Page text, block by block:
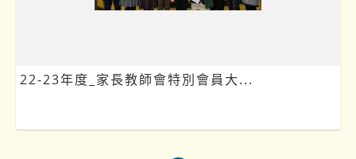
22-23年度_家長教師會特別會員大...